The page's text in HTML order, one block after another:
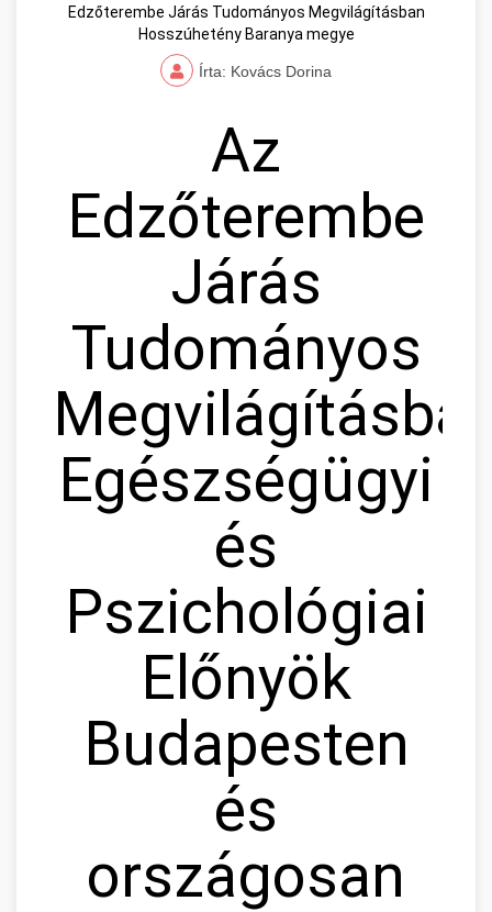
Edzőterembe Járás Tudományos Megvilágításban
Hosszúhetény Baranya megye
Írta: Kovács Dorina
Az
Edzőterembe
Járás
Tudományos
Egészségügyi
és
Pszichológiai
Előnyök
Budapesten
és
országosan